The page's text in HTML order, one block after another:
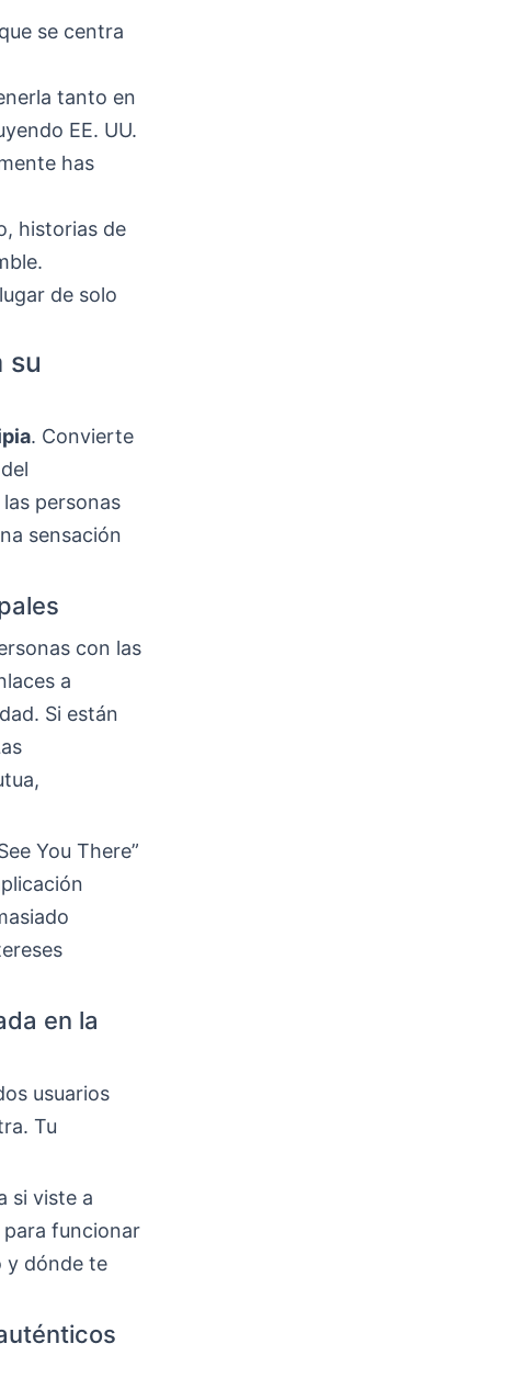
se centra
tanto en
EE. UU.
has
historias de
de solo
su
. Convierte
personas
sensación
con las
a
Si están
You There”
en la
usuarios
Tu
si viste a
para funcionar
y dónde te